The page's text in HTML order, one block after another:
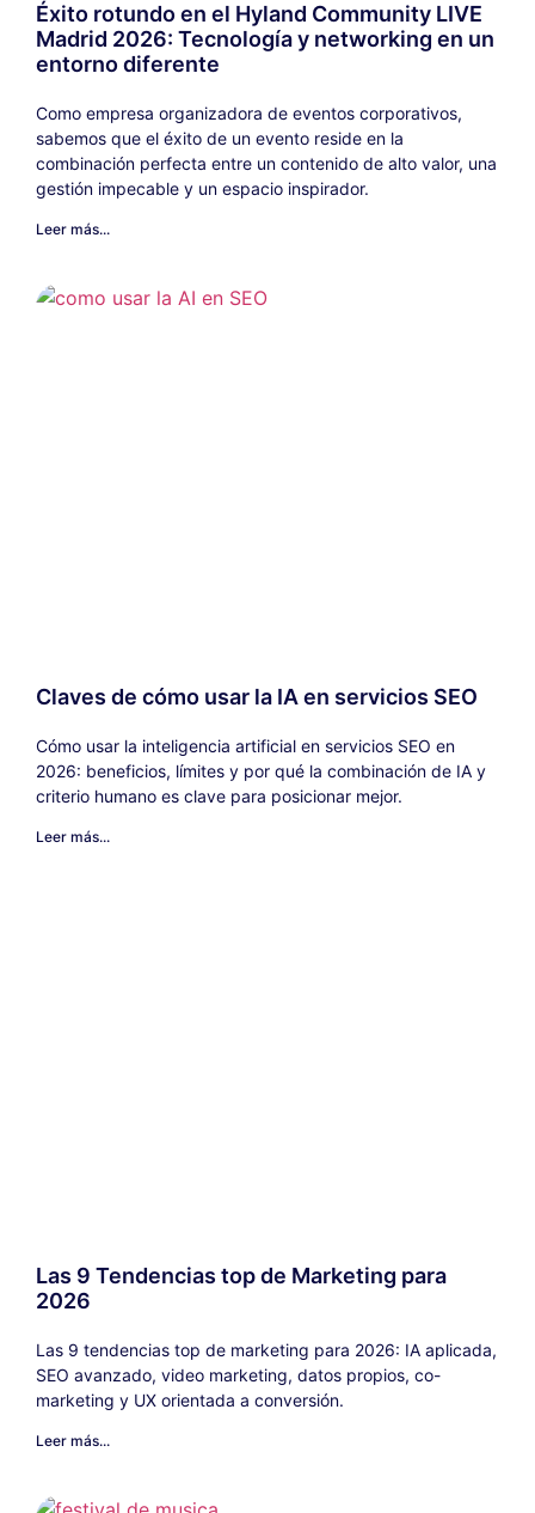
Éxito rotundo en el Hyland Community LIVE
Madrid 2026: Tecnología y networking en un
entorno diferente
Como empresa organizadora de eventos corporativos,
sabemos que el éxito de un evento reside en la
combinación perfecta entre un contenido de alto valor, una
gestión impecable y un espacio inspirador.
Leer más...
Claves de cómo usar la IA en servicios SEO
Cómo usar la inteligencia artificial en servicios SEO en
2026: beneficios, límites y por qué la combinación de IA y
criterio humano es clave para posicionar mejor.
Leer más...
Las 9 Tendencias top de Marketing para
2026
Las 9 tendencias top de marketing para 2026: IA aplicada,
SEO avanzado, video marketing, datos propios, co-
marketing y UX orientada a conversión.
Leer más...